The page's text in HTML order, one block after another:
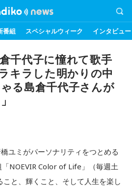
番組 スペシャルウィーク インタビュー
千代子に憧れて歌手
キラした明かりの中
る島倉千代子さんが
ユミがパーソナリティをつとめる
「NOEVIR Color of Life」（毎週土
と、輝くこと、そして人生を楽し